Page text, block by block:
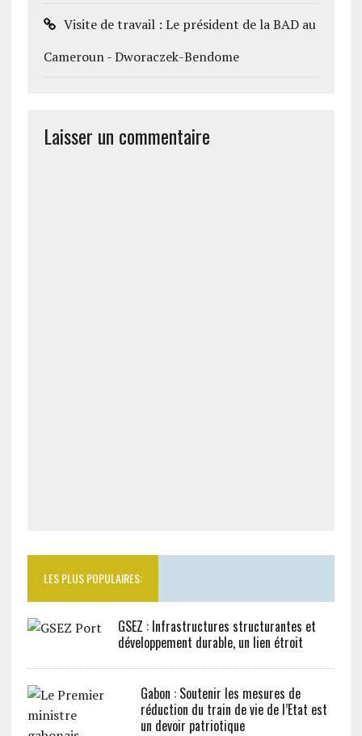
Visite de travail : Le président de la BAD au
Cameroun - Dworaczek-Bendome
Laisser un commentaire
LES PLUS POPULAIRES:
GSEZ : Infrastructures structurantes et
développement durable, un lien étroit
Gabon : Soutenir les mesures de
réduction du train de vie de l’Etat est
un devoir patriotique